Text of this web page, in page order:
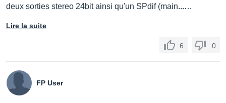
deux sorties stereo 24bit ainsi qu'un SPdif (main...…
Lire la suite
6 0
FP User